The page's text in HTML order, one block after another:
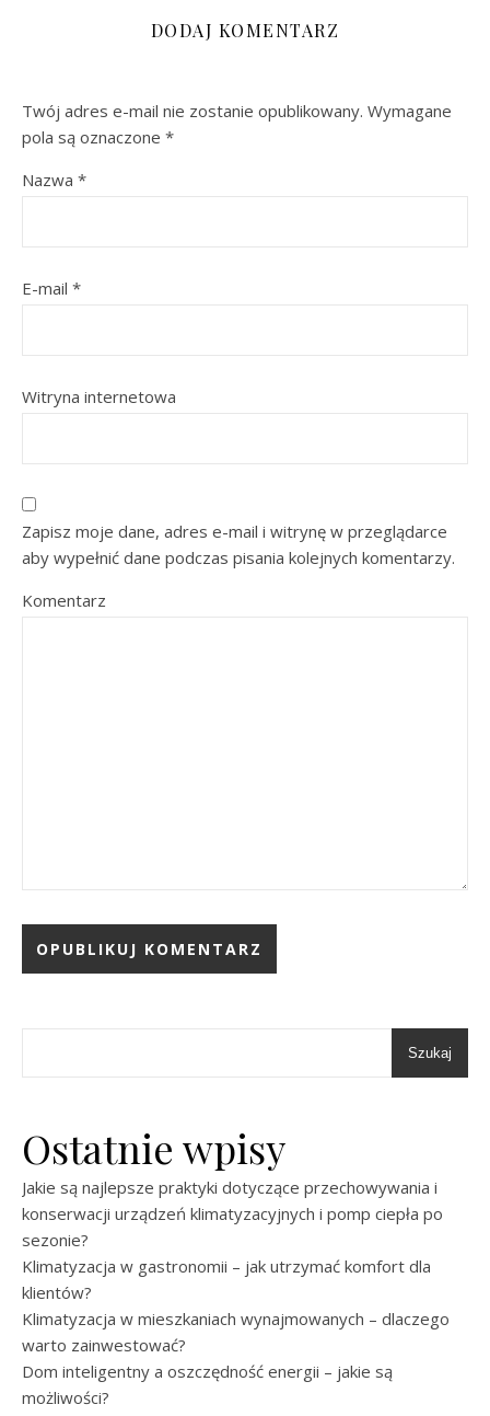
DODAJ KOMENTARZ
Twój adres e-mail nie zostanie opublikowany. Wymagane
pola są oznaczone *
Nazwa *
E-mail *
Witryna internetowa
Zapisz moje dane, adres e-mail i witrynę w przeglądarce
aby wypełnić dane podczas pisania kolejnych komentarzy.
Komentarz
Szukaj
Ostatnie wpisy
Jakie są najlepsze praktyki dotyczące przechowywania i
konserwacji urządzeń klimatyzacyjnych i pomp ciepła po
sezonie?
Klimatyzacja w gastronomii – jak utrzymać komfort dla
klientów?
Klimatyzacja w mieszkaniach wynajmowanych – dlaczego
warto zainwestować?
Dom inteligentny a oszczędność energii – jakie są
możliwości?